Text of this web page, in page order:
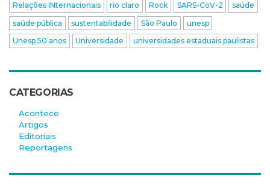
Relações INternacionais
rio claro Rock SARS-CoV-2
saúde
saúde pública
sustentabilidade São Paulo
unesp
Unesp 50 anos
Universidade universidades estaduais paulistas
CATEGORIAS
Acontece
Artigos
Editoriais
Reportagens